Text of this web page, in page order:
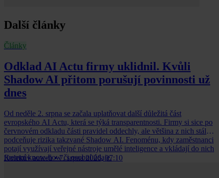
Další články
Články
Odklad AI Actu firmy uklidnil. Kvůli
Shadow AI přitom porušují povinnosti už
dnes
Od neděle 2. srpna se začala uplatňovat další důležitá část
evropského AI Actu, která se týká transparentnosti. Firmy si sice po
červnovém odkladu části pravidel oddechly, ale většina z nich stále
podceňuje rizika takzvané Shadow AI. Fenoménu, kdy zaměstnanci
potají využívají veřejné nástroje umělé inteligence a vkládají do nich
firemní know-how či osobní údaje.
Kolektiv autorů • 7. srpna 2026, 07:10